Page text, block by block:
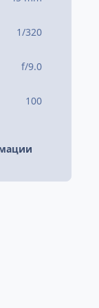
1/320
f/9.0
100